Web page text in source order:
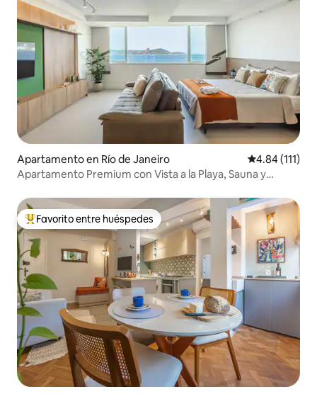
Apartamento en Río de Janeiro Calificación
4.84 (111)
Apartamento Premium con Vista a la Playa, Sauna y
Favorito entre huéspedes preferido
Favorito entre huéspedes